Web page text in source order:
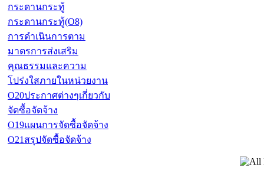
กระดานกระทู้
กระดานกระทู้(O8)
การดำเนินการตาม
มาตรการส่งเสริม
คุณธรรมและความ
โปร่งใสภายในหน่วยงาน
O20ประกาศต่างๆเกี่ยวกับ
จัดซื้อจัดจ้าง
O19แผนการจัดซื้อจัดจ้าง
O21สรุปจัดซื้อจัดจ้าง